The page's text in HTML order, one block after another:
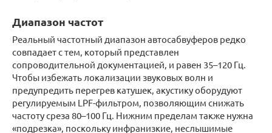
Диапазон частот
Реальный частотный диапазон автосабвуферов редко
совпадает с тем, который представлен
сопроводительной документацией, и равен 35–120 Гц.
Чтобы избежать локализации звуковых волн и
предупредить перегрев катушек, акустику оборудуют
регулируемым LPF-фильтром, позволяющим снижать
частоту среза 80–100 Гц. Нижним пределам также нужна
«подрезка», поскольку инфранизкие, неслышимые